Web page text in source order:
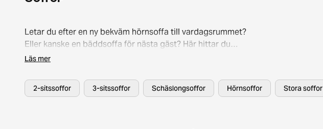
Letar du efter en ny bekväm hörnsoffa till vardagsrummet?
Eller kanske en bäddsoffa för nästa gäst? Här hittar du
hundratals snygga second hand-soffor av hög kvalitet. Vårt
modeller till mjuka sammetssoffor i olika storlekar och
former. Vem vet, kanske din nästa soffgrupp blir ett second
Läs mer
2-sitssoffor 3-sitssoffor Schäslongsoffor Hörnsoffor Stora soffor